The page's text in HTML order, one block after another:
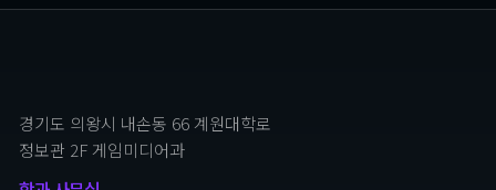
경기도 의왕시 내손동 66 계원대학로
정보관 2F 게임미디어과